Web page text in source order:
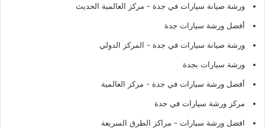
ورشة صيانة سيارات في جدة - مركز العالمية الحديث
أفضل ورشة سيارات جدة
ورشة صيانة سيارات في جدة - المركز الدولي
ورشة سيارات بجدة
أفضل ورشة سيارات في جدة - مركز العالمية
مركز ورشة سيارات في جدة
افضل ورشة سيارات - مراكز الطرق السريعة